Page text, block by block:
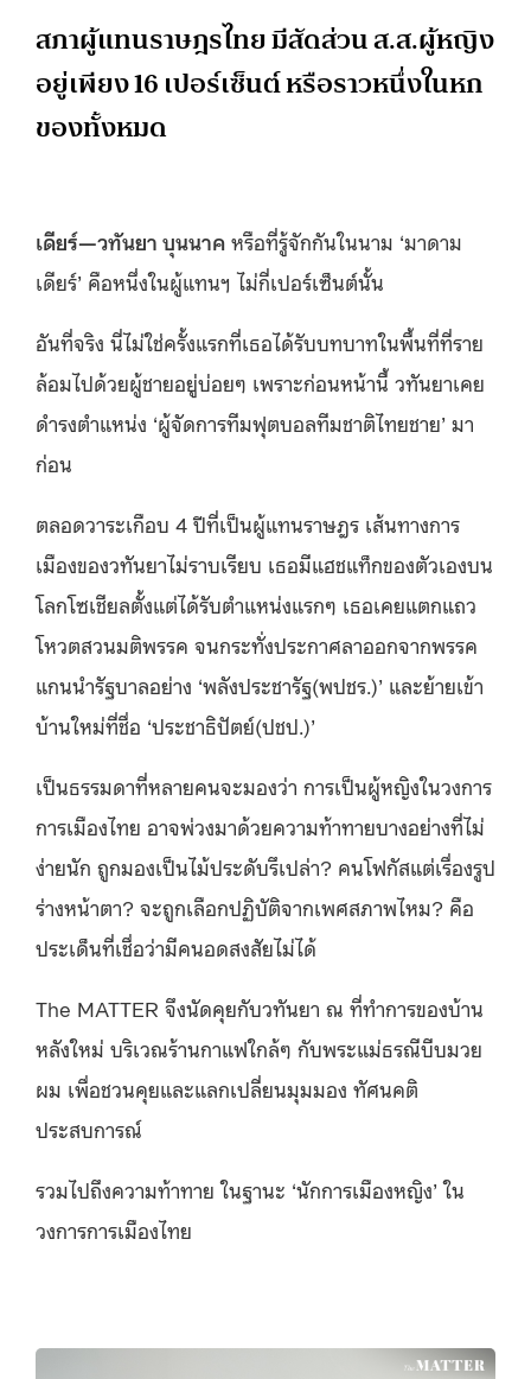
สภาผู้แทนราษฎรไทย มีสัดส่วน ส.ส.ผู้หญิง
อยู่เพียง 16 เปอร์เซ็นต์ หรือราวหนึ่งในหก
ของทั้งหมด
เดียร์—วทันยา บุนนาค หรือที่รู้จักกันในนาม ‘มาดาม
เดียร์’ คือหนึ่งในผู้แทนฯ ไม่กี่เปอร์เซ็นต์นั้น
อันที่จริง นี่ไม่ใช่ครั้งแรกที่เธอได้รับบทบาทในพื้นที่ที่ราย
ล้อมไปด้วยผู้ชายอยู่บ่อยๆ เพราะก่อนหน้านี้ วทันยาเคย
ดำรงตำแหน่ง ‘ผู้จัดการทีมฟุตบอลทีมชาติไทยชาย’ มา
ก่อน
ตลอดวาระเกือบ 4 ปีที่เป็นผู้แทนราษฎร เส้นทางการ
เมืองของวทันยาไม่ราบเรียบ เธอมีแฮชแท็กของตัวเองบน
โลกโซเชียลตั้งแต่ได้รับตำแหน่งแรกๆ เธอเคยแตกแถว
โหวตสวนมติพรรค จนกระทั่งประกาศลาออกจากพรรค
แกนนำรัฐบาลอย่าง ‘พลังประชารัฐ(พปชร.)’ และย้ายเข้า
บ้านใหม่ที่ชื่อ ‘ประชาธิปัตย์(ปชป.)’
เป็นธรรมดาที่หลายคนจะมองว่า การเป็นผู้หญิงในวงการ
การเมืองไทย อาจพ่วงมาด้วยความท้าทายบางอย่างที่ไม่
ง่ายนัก ถูกมองเป็นไม้ประดับรึเปล่า? คนโฟกัสแต่เรื่องรูป
ร่างหน้าตา? จะถูกเลือกปฏิบัติจากเพศสภาพไหม? คือ
ประเด็นที่เชื่อว่ามีคนอดสงสัยไม่ได้
The MATTER จึงนัดคุยกับวทันยา ณ ที่ทำการของบ้าน
หลังใหม่ บริเวณร้านกาแฟใกล้ๆ กับพระแม่ธรณีบีบมวย
ผม เพื่อชวนคุยและแลกเปลี่ยนมุมมอง ทัศนคติ
ประสบการณ์
รวมไปถึงความท้าทาย ในฐานะ ‘นักการเมืองหญิง’ ใน
วงการการเมืองไทย